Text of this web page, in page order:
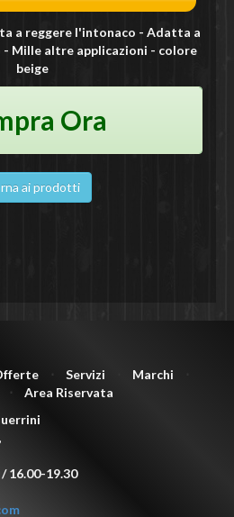
a reggere l'intonaco - Adatta a
- Mille altre applicazioni - colore
beige
Ora
ai prodotti
⋅ Servizi Marchi
⋅
Area Riservata
,
16.00-19.30